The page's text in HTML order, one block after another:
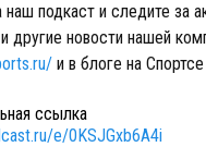
подкаст и следите за
новости нашей
и в блоге на
ссылка
e/0KSJGxb6A4i